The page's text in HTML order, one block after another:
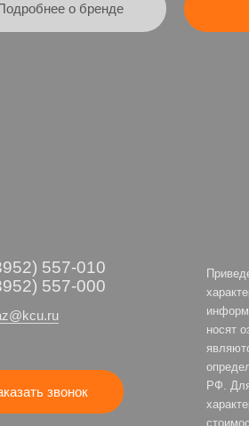
о бренде
557-010
557-000
звонок
носят
РФ.